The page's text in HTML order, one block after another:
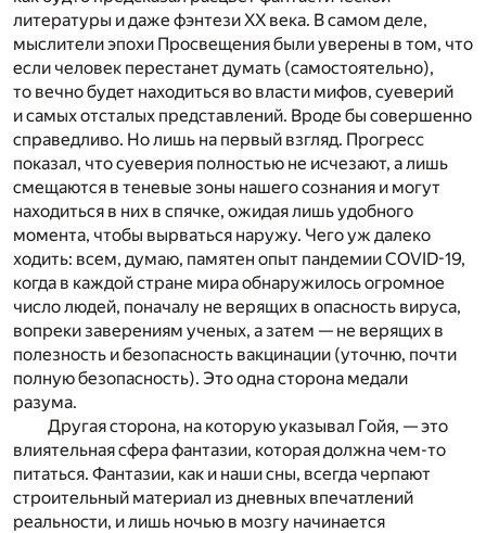
литературы и даже фэнтези XX века. В самом деле,
мыслители эпохи Просвещения были уверены в том, что
если человек перестанет думать (самостоятельно),
то вечно будет находиться во власти мифов, суеверий
и самых отсталых представлений. Вроде бы совершенно
справедливо. Но лишь на первый взгляд. Прогресс
показал, что суеверия полностью не исчезают, а лишь
смещаются в теневые зоны нашего сознания и могут
находиться в них в спячке, ожидая лишь удобного
момента, чтобы вырваться наружу. Чего уж далеко
ходить: всем, думаю, памятен опыт пандемии COVID-19,
когда в каждой стране мира обнаружилось огромное
число людей, поначалу не верящих в опасность вируса,
вопреки заверениям ученых, а затем — не верящих в
полезность и безопасность вакцинации (уточню, почти
полную безопасность). Это одна сторона медали
разума.
Другая сторона, на которую указывал Гойя, — это
влиятельная сфера фантазии, которая должна чем-то
питаться. Фантазии, как и наши сны, всегда черпают
строительный материал из дневных впечатлений
реальности, и лишь ночью в мозгу начинается